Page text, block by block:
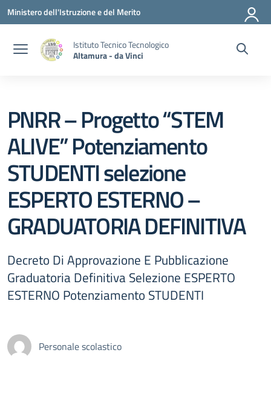
Vai ai contenuti
Vai al menu di navigazione
Vai al footer
Ministero dell'Istruzione e del Merito
Istituto Tecnico Tecnologico
Altamura - da Vinci
PNRR – Progetto “STEM
ALIVE” Potenziamento
STUDENTI selezione
ESPERTO ESTERNO –
GRADUATORIA DEFINITIVA
Decreto Di Approvazione E Pubblicazione
Graduatoria Definitiva Selezione ESPERTO
ESTERNO Potenziamento STUDENTI
Personale scolastico